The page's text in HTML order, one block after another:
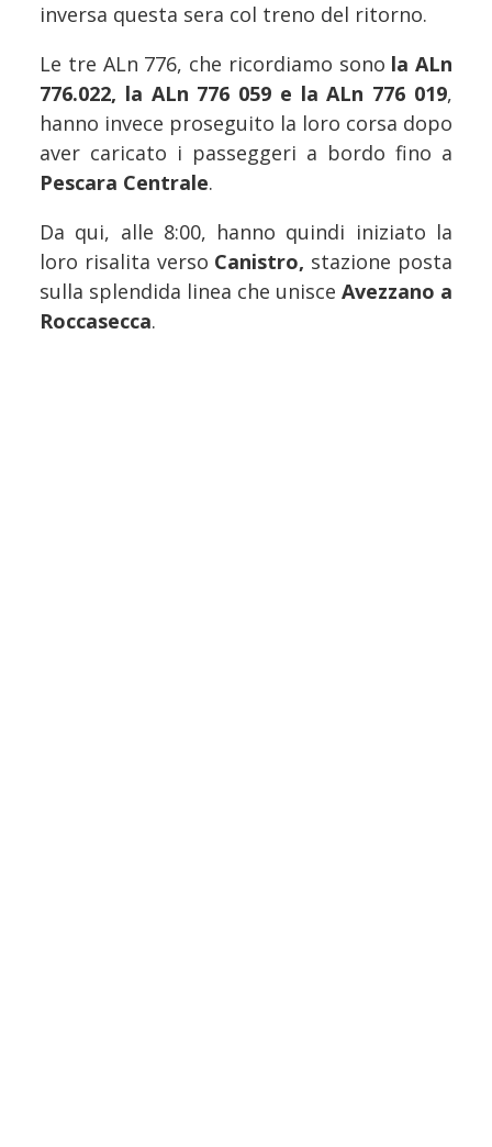
inversa questa sera col treno del ritorno.
Le tre ALn 776, che ricordiamo sono la ALn
776.022, la ALn 776 059 e la ALn 776 019,
hanno invece proseguito la loro corsa dopo
aver caricato i passeggeri a bordo fino a
Pescara Centrale.
Da qui, alle 8:00, hanno quindi iniziato la
loro risalita verso Canistro, stazione posta
sulla splendida linea che unisce Avezzano a
Roccasecca.